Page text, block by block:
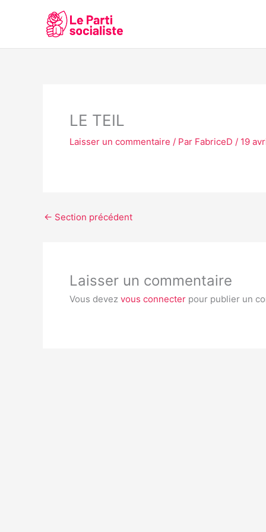
LE TEIL
Laisser un commentaire / Par FabriceD / 19
← Section précédent
Laisser un commentaire
Vous devez vous connecter pour publier un